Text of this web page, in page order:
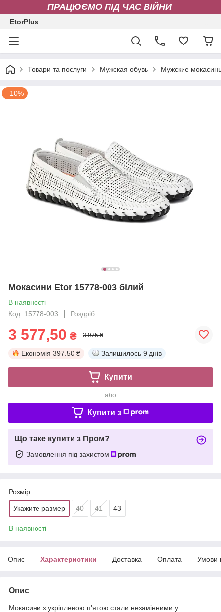
ПРАЦЮЄМО ПІД ЧАС ВІЙНИ
EtorPlus
Товари та послуги Мужская обувь Мужские
–10%
Мокасини Etor 15778-003 білий
В наявності
Код: 15778-003
Роздріб
3 577,50 ₴ 3 975 ₴
Економія 397.50 ₴ Залишилось 9 днів
Купити
або
Купити з
Що таке купити з Пром?
Замовлення під захистом
Розмір
Укажите размер 40 41 43
В наявності
Опис Характеристики Доставка Оплата Умови
Опис
Мокасини з укріпленою п'ятою стали незамінними у